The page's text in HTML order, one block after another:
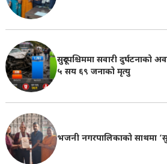
सुदूरपश्चिममा सवारी दुर्घटनाको
५ सय ६९ जनाको मृत्यु
भजनी नगरपालिकाको साथमा